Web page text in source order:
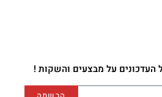
העדכונים על מבצעים והשקות !